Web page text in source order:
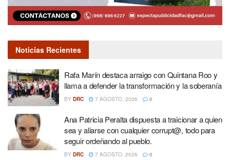
Noticias Recientes
Rafa Marín destaca arraigo con Quintana Roo y
llama a defender la transformación y la soberanía
BY DRC 7 AGOSTO, 2026 0
Ana Patricia Peralta dispuesta a traicionar a quien
sea y aliarse con cualquier corrupt@, todo para
seguir ordeñando al pueblo.
BY DRC 7 AGOSTO, 2026 0